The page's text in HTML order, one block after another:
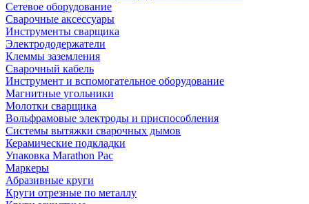
Сетевое оборудование
Сварочные аксессуары
Инструменты сварщика
Электрододержатели
Клеммы заземления
Сварочный кабель
Инструмент и вспомогательное оборудование
Магнитные угольники
Молотки сварщика
Вольфрамовые электроды и приспособления
Системы вытяжки сварочных дымов
Керамические подкладки
Упаковка Marathon Pac
Маркеры
Абразивные круги
Круги отрезные по металлу